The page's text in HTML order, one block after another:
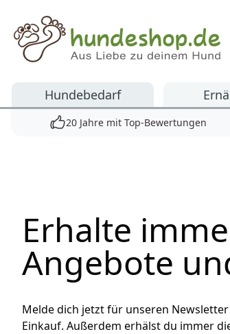
Hundeshop.de
Hundebedarf
20 Jahre mit Top-Bewertungen
Erhalte
Angebote
Melde dich jetzt für unseren
Einkauf. Außerdem erhälst du immer